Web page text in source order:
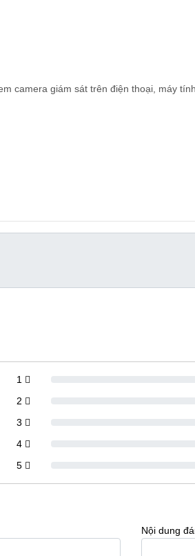
camera giám sát trên điện thoại, máy
1
2
3
4
5
Nội dung